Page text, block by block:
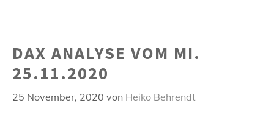
DAX ANALYSE VOM MI.
25.11.2020
25 November, 2020 von Heiko Behrendt